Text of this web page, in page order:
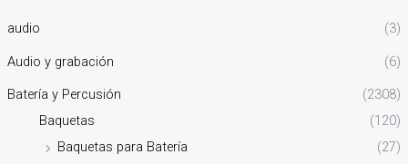
audio (3)
Audio y grabación (6)
Batería y Percusión
(2308)
Baquetas
(120)
Baquetas para Batería
(27)